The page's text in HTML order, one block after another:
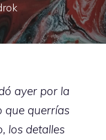
ayer por la
que querrías
los detalles